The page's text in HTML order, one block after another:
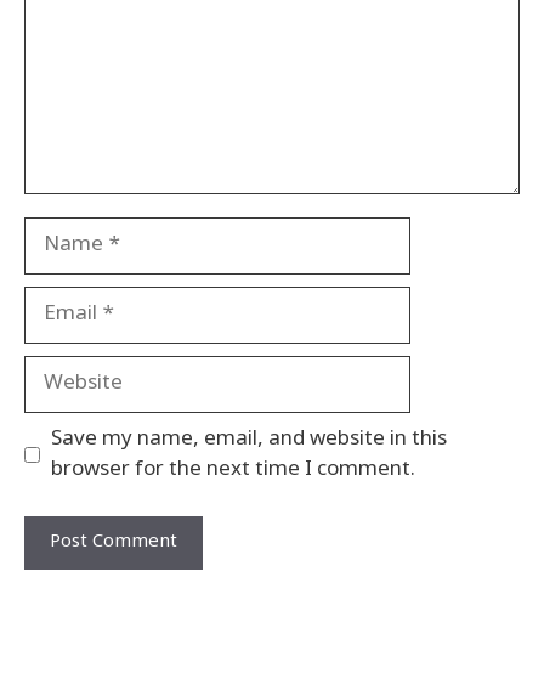
Name
Email
Website
Save my name, email, and website in this
browser for the next time I comment.